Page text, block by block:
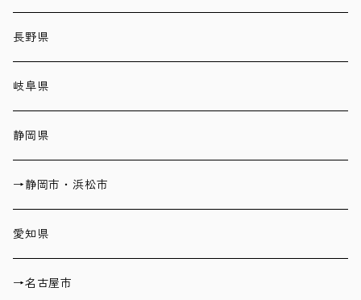
長野県
岐阜県
静岡県
→静岡市・浜松市
愛知県
→名古屋市